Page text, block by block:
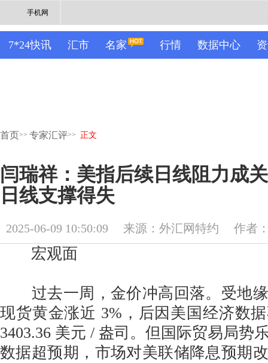
手机网
7*24快讯 汇市 名家 行情 数据中心
首页>> 专家汇评>> 正文
闫瑞祥：美指后续日线阻力成
日线支撑得失
2025-06-09 10:50:09 来源：外汇网特约 作者
宏观面
过去一周，金价冲高回落。受地缘
现货黄金涨近 3%，后因美国经济数
3403.36 美元 / 盎司。但国际贸易局势
数据超预期，市场对美联储降息预期